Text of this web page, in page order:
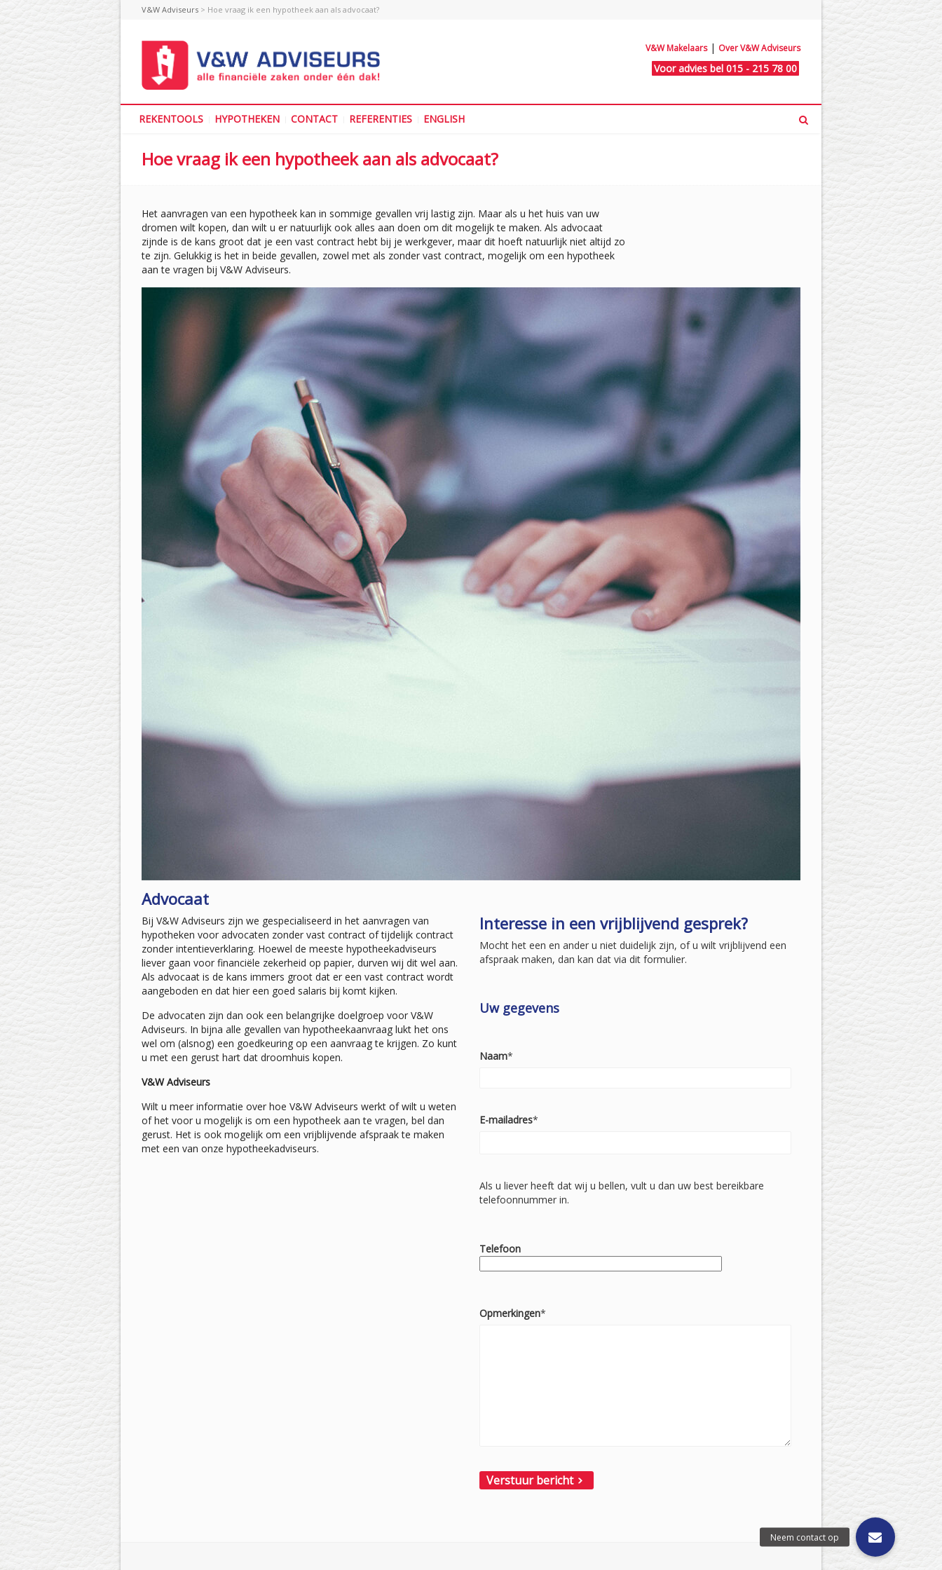
V&W Adviseurs > Hoe vraag ik een hypotheek aan als advocaat?
V&W Makelaars| Over V&W Adviseurs
Voor advies bel 015 - 215 78 00
REKENTOOLS HYPOTHEKEN CONTACT REFERENTIES ENGLISH
Hoe vraag ik een hypotheek aan als advocaat?
Het aanvragen van een hypotheek kan in sommige gevallen vrij lastig zijn. Maar als u het huis van uw
dromen wilt kopen, dan wilt u er natuurlijk ook alles aan doen om dit mogelijk te maken. Als advocaat
zijnde is de kans groot dat je een vast contract hebt bij je werkgever, maar dit hoeft natuurlijk niet altijd zo
te zijn. Gelukkig is het in beide gevallen, zowel met als zonder vast contract, mogelijk om een hypotheek
aan te vragen bij V&W Adviseurs.
Advocaat
Bij V&W Adviseurs zijn we gespecialiseerd in het aanvragen van
hypotheken voor advocaten zonder vast contract of tijdelijk contract
zonder intentieverklaring. Hoewel de meeste hypotheekadviseurs
liever gaan voor financiële zekerheid op papier, durven wij dit wel aan.
Als advocaat is de kans immers groot dat er een vast contract wordt
aangeboden en dat hier een goed salaris bij komt kijken.
De advocaten zijn dan ook een belangrijke doelgroep voor V&W
Adviseurs. In bijna alle gevallen van hypotheekaanvraag lukt het ons
wel om (alsnog) een goedkeuring op een aanvraag te krijgen. Zo kunt
u met een gerust hart dat droomhuis kopen.
V&W Adviseurs
Wilt u meer informatie over hoe V&W Adviseurs werkt of wilt u weten
of het voor u mogelijk is om een hypotheek aan te vragen, bel dan
gerust. Het is ook mogelijk om een vrijblijvende afspraak te maken
met een van onze hypotheekadviseurs.
Interesse in een vrijblijvend gesprek?
Mocht het een en ander u niet duidelijk zijn, of u wilt vrijblijvend een
afspraak maken, dan kan dat via dit formulier.
Uw gegevens
Naam*
E-mailadres*
Als u liever heeft dat wij u bellen, vult u dan uw best bereikbare
telefoonnummer in.
Telefoon
Opmerkingen*